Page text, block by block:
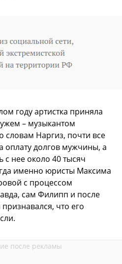
году артистка приняла
– музыкантом
Наргиз, почти все
оплату долгов мужчины, а
с нее около 40 тысяч
именно юристы Максима
с процессом
сам Филипп и после
что его